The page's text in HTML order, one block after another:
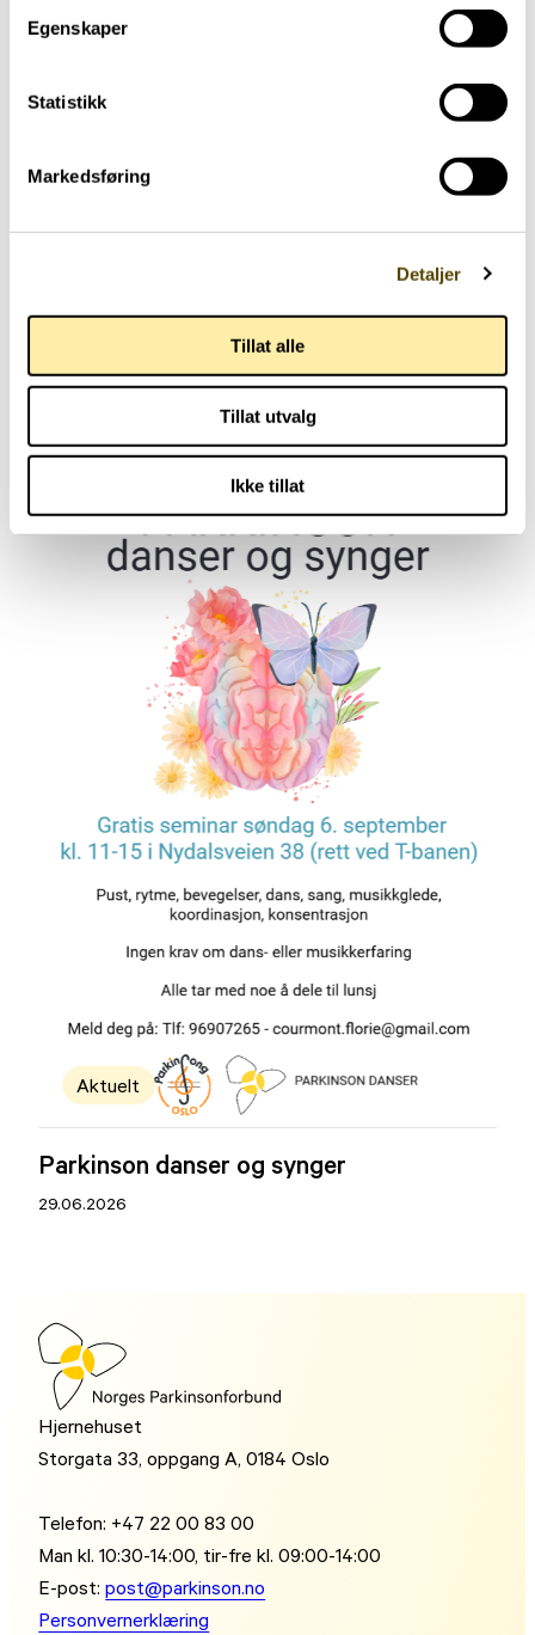
Egenskaper
Statistikk
Markedsføring
Detaljer
Tillat alle
Tillat utvalg
Ikke tillat
03.07.2026
Parkinson Unity Walk 2026
Aktuelt
Parkinson danser og synger
29.06.2026
Hjernehuset
Storgata 33, oppgang A, 0184 Oslo
Telefon: +47 22 00 83 00
Man kl. 10:30-14:00, tir-fre kl. 09:00-14:00
E-post:post@parkinson.no
Personvernerklæring